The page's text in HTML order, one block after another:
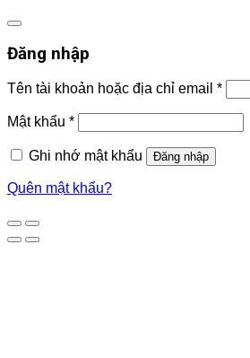
Đăng nhập
Tên tài khoản hoặc địa chỉ email *
Mật khẩu *
Ghi nhớ mật khẩu Đăng nhập
Quên mật khẩu?